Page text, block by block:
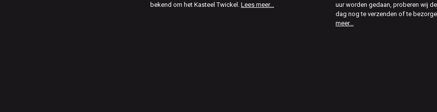
bekend om het Kasteel Twickel. Lees meer...
uur worden gedaan, proberen wij
dag nog te verzenden of te
meer...